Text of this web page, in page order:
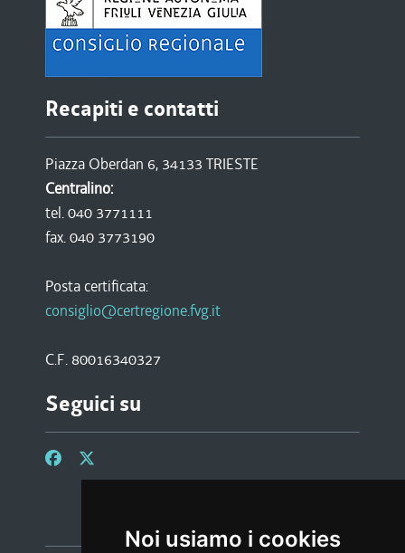
Noi usiamo i cookies
Recapiti e contatti
Piazza Oberdan 6, 34133 TRIESTE
Centralino:
tel. 040 3771111
fax. 040 3773190
Posta certificata:
consiglio@certregione.fvg.it
C.F. 80016340327
Seguici su